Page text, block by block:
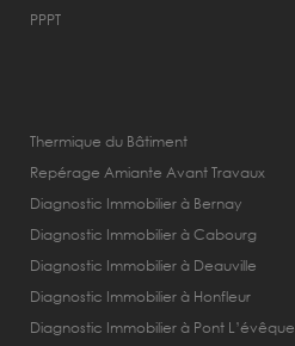
PPPT
Thermique du Bâtiment
Repérage Amiante Avant Travaux
Diagnostic Immobilier à Bernay
Diagnostic Immobilier à Cabourg
Diagnostic Immobilier à Deauville
Diagnostic Immobilier à Honfleur
Diagnostic Immobilier à Pont L’évêque